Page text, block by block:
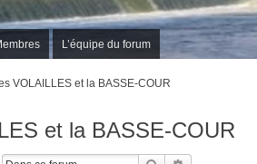
L’équipe du forum
VOLAILLES et la BASSE-COUR
et la BASSE-COUR